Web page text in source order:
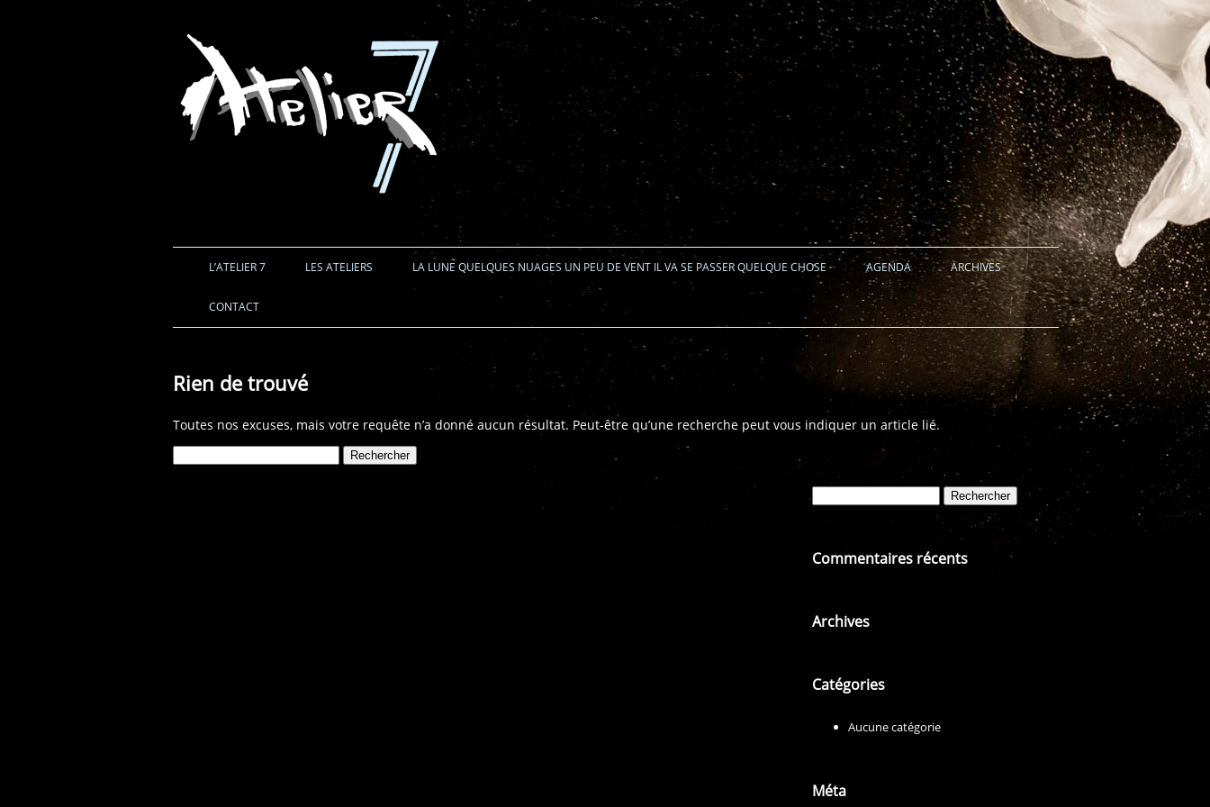
Aller au contenu
L’ATELIER 7 LES ATELIERS LA LUNE QUELQUES NUAGES UN PEU DE VENT IL VA SE PASSER QUELQUE CHOSE AGENDA ARCHIVES
CONTACT
Rien de trouvé
Toutes nos excuses, mais votre requête n’a donné aucun résultat. Peut-être qu’une recherche peut vous indiquer un article lié.
Commentaires récents
Archives
Catégories
Aucune catégorie
Méta